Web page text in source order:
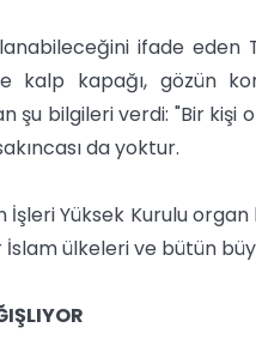
ifade
kalp kapağı, gözün
şu bilgileri verdi: "Bir kişi
da yoktur.
İşleri Yüksek Kurulu
İslam ülkeleri ve bütün